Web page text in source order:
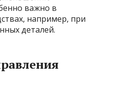
важно в
например, при
деталей.